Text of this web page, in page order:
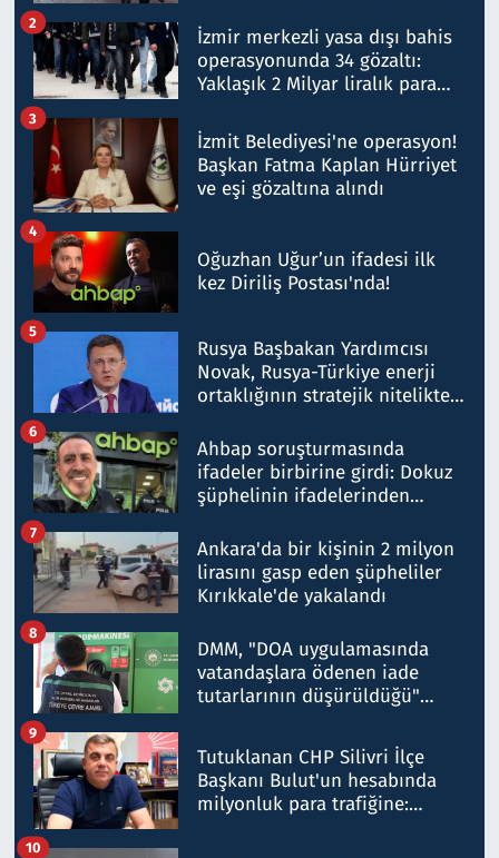
İzmir merkezli yasa dışı bahis
operasyonunda 34 gözaltı:
Yaklaşık 2 Milyar liralık para
2
İzmit Belediyesi'ne operasyon!
Başkan Fatma Kaplan Hürriyet
ve eşi gözaltına alındı
3
Oğuzhan Uğur’un ifadesi ilk
kez Diriliş Postası'nda!
4
Rusya Başbakan Yardımcısı
Novak, Rusya-Türkiye enerji
ortaklığının stratejik nitelikte
5
Ahbap soruşturmasında
ifadeler birbirine girdi: Dokuz
şüphelinin ifadelerinden
6
Ankara'da bir kişinin 2 milyon
lirasını gasp eden şüpheliler
Kırıkkale'de yakalandı
7
DMM, "DOA uygulamasında
vatandaşlara ödenen iade
tutarlarının düşürüldüğü"
8
Tutuklanan CHP Silivri İlçe
Başkanı Bulut'un hesabında
milyonluk para trafiğine:
9
10